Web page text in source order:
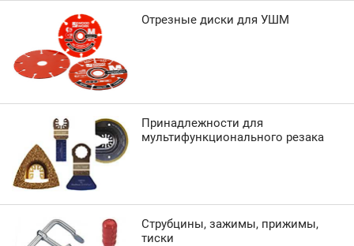
Отрезные диски для УШМ
Принадлежности для
мультифункционального резака
Струбцины, зажимы, прижимы,
тиски